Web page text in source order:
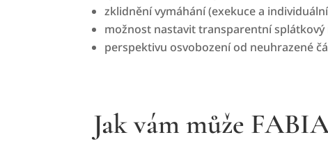
zklidnění vymáhání (exekuce a
možnost nastavit transparentní
perspektivu osvobození od neuhrazené
Jak vám může